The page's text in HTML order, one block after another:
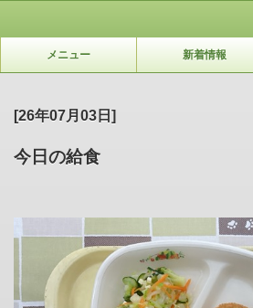
メニュー 新着情報
[26年07月03日]
今日の給食